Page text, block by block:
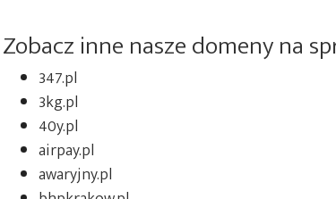
Zobacz inne nasze domeny na
347.pl
3kg.pl
40y.pl
airpay.pl
awaryjny.pl